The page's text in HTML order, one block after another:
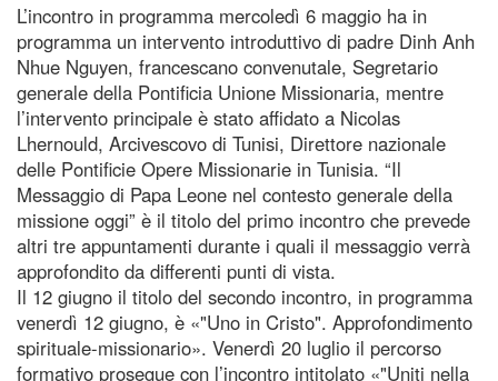
L’incontro in programma mercoledì 6 maggio ha in
programma un intervento introduttivo di padre Dinh Anh
Nhue Nguyen, francescano convenutale, Segretario
generale della Pontificia Unione Missionaria, mentre
l’intervento principale è stato affidato a Nicolas
Lhernould, Arcivescovo di Tunisi, Direttore nazionale
delle Pontificie Opere Missionarie in Tunisia. “Il
Messaggio di Papa Leone nel contesto generale della
missione oggi” è il titolo del primo incontro che prevede
altri tre appuntamenti durante i quali il messaggio verrà
approfondito da differenti punti di vista.
Il 12 giugno il titolo del secondo incontro, in programma
venerdì 12 giugno, è «"Uno in Cristo". Approfondimento
spirituale-missionario». Venerdì 20 luglio il percorso
formativo prosegue con l’incontro intitolato «"Uniti nella